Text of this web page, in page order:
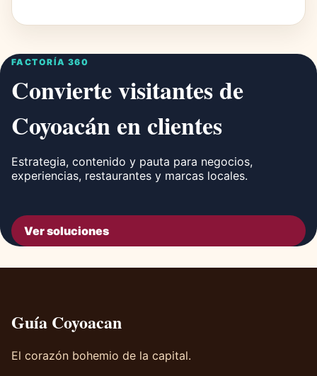
FACTORÍA 360
Convierte visitantes de
Coyoacán en clientes
Estrategia, contenido y pauta para negocios,
experiencias, restaurantes y marcas locales.
Ver soluciones
Guía Coyoacan
El corazón bohemio de la capital.